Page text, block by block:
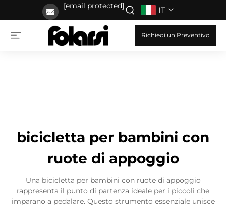
[email protected] IT
Richiedi un Preventivo
bicicletta per bambini con
ruote di appoggio
Una bicicletta per bambini con ruote di appoggio
rappresenta il punto di partenza ideale per i piccoli che
imparano a pedalare. Questo strumento essenziale unisce